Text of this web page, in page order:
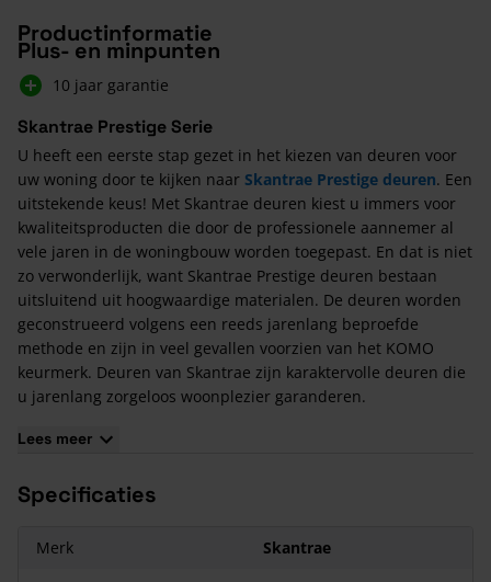
Productinformatie
Plus- en minpunten
10 jaar garantie
Skantrae Prestige Serie
U heeft een eerste stap gezet in het kiezen van deuren voor
uw woning door te kijken naar Skantrae Prestige deuren. Een
uitstekende keus! Met Skantrae deuren kiest u immers voor
kwaliteitsproducten die door de professionele aannemer al
vele jaren in de woningbouw worden toegepast. En dat is niet
zo verwonderlijk, want Skantrae Prestige deuren bestaan
uitsluitend uit hoogwaardige materialen. De deuren worden
geconstrueerd volgens een reeds jarenlang beproefde
methode en zijn in veel gevallen voorzien van het KOMO
keurmerk. Deuren van Skantrae zijn karaktervolle deuren die
u jarenlang zorgeloos woonplezier garanderen.
Puur Nederlands kwaliteitsproduct
30 jaar succesvol is in de markt van luxe binnendeuren en
fabriek naar de laatste trends op het gebied van interieur en
Lees meer
Specificaties
Merk
Skantrae